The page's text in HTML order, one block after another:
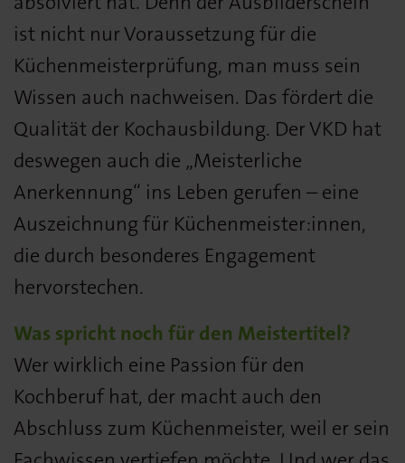
ist nicht nur Voraussetzung für die
Küchenmeisterprüfung, man muss sein
Wissen auch nachweisen. Das fördert die
Qualität der Kochausbildung. Der VKD hat
deswegen auch die „Meisterliche
Anerkennung“ ins Leben gerufen – eine
Auszeichnung für Küchenmeister:innen,
die durch besonderes Engagement
hervorstechen.
Was spricht noch für den Meistertitel?
Wer wirklich eine Passion für den
Kochberuf hat, der macht auch den
Abschluss zum Küchenmeister, weil er sein